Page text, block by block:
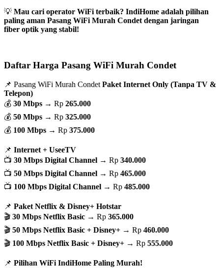
💡 Mau cari operator WiFi terbaik? IndiHome adalah pilihan
paling aman Pasang WiFi Murah Condet dengan jaringan
fiber optik yang stabil!
Daftar Harga Pasang WiFi Murah Condet
📌 Pasang WiFi Murah Condet Paket Internet Only (Tanpa TV &
Telepon)
💰 30 Mbps → Rp 265.000
💰 50 Mbps → Rp 325.000
💰 100 Mbps → Rp 375.000
📌 Internet + UseeTV
📺 30 Mbps Digital Channel → Rp 340.000
📺 50 Mbps Digital Channel → Rp 465.000
📺 100 Mbps Digital Channel → Rp 485.000
📌 Paket Netflix & Disney+ Hotstar
🎬 30 Mbps Netflix Basic → Rp 365.000
🎬 50 Mbps Netflix Basic + Disney+ → Rp 460.000
🎬 100 Mbps Netflix Basic + Disney+ → Rp 555.000
📌 Pilihan WiFi IndiHome Paling Murah!